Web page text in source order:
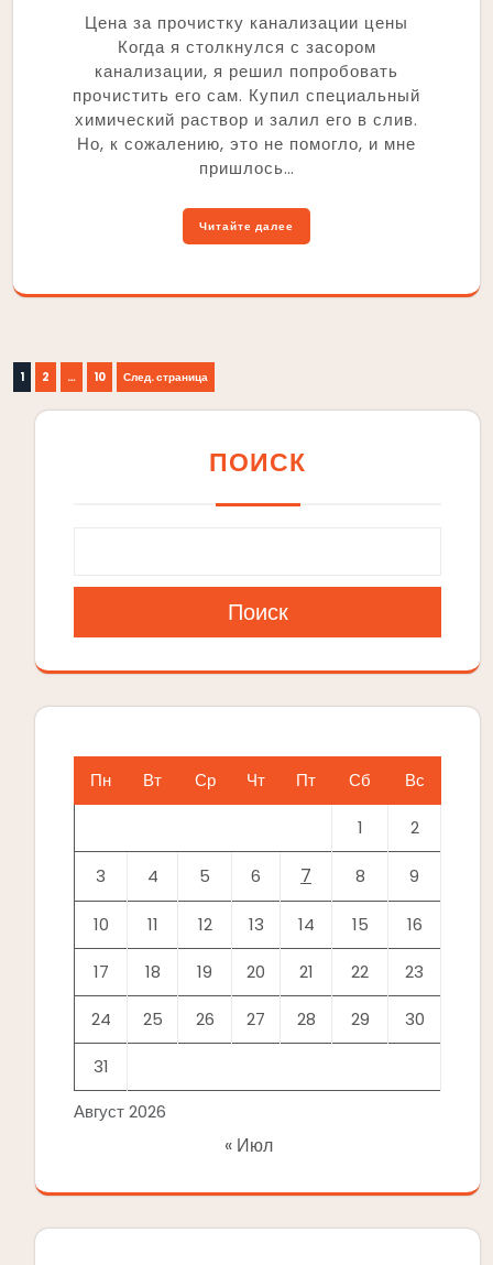
Цена за прочистку канализации цены
Когда я столкнулся с засором
канализации, я решил попробовать
прочистить его сам. Купил специальный
химический раствор и залил его в слив.
Но, к сожалению, это не помогло, и мне
пришлось…
Читайте далее
Пагинация
записей
Страница
1 Страница
2 … Страница
10 След. страница
ПОИСК
Поиск
Август 2026
Пн Вт Ср Чт Пт Сб Вс
1 2
3 4 5 6 7 8 9
10 11 12 13 14 15 16
17 18 19 20 21 22 23
24 25 26 27 28 29 30
31
« Июл